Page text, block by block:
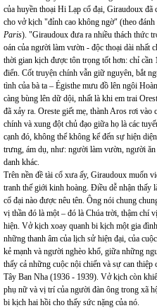
của huyền thoại Hi Lạp cổ đại, Giraudoux đã
cho vở kịch "đỉnh cao không ngờ" (theo đánh
Paris). "Giraudoux đưa ra nhiều thách thức
oán của người làm vườn - độc thoại dài nhất
thời gian kịch được tôn trọng tốt hơn: chỉ
điển. Cốt truyện chính vẫn giữ nguyên, bắt
tình của bà ta – Égisthe mưu đồ lên ngôi
càng bùng lên dữ dội, nhất là khi em trai
đã xảy ra. Oreste giết mẹ, thành Aros rơi
chính và xung đột chủ đạo giữa họ là các
cạnh đó, không thể không kể đến sự hiện
trưng, ám dụ, như: người làm vườn, người
danh khác.
Trên nền đề tài cổ xưa ấy, Giraudoux muốn
tranh thế giới kinh hoàng. Điều dễ nhận thấy
cổ đại nào được nêu tên. Ông nói chung
vị thần đó là một – đó là Chúa trời, thậm chí
hiện. Vở kịch xoay quanh bi kịch một gia
những thanh âm của lịch sử hiện đại, của
kẻ mạnh và người nghèo khổ, giữa những
thấy cả những cuộc nội chiến và sự can
Tây Ban Nha (1936 - 1939). Vở kịch còn
phụ nữ và vị trí của người đàn ông trong xã
bi kịch hai hồi cho thấy sức nặng của nó.